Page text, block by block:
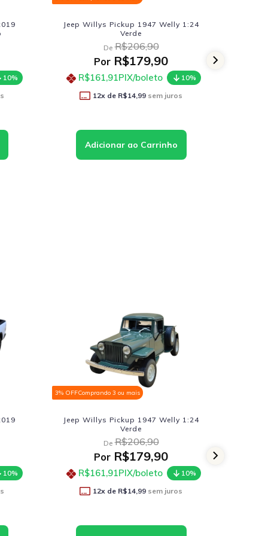
1:24
10%
Jeep Willys Pickup 1947 Welly 1:24
Vermelho
De R$206,90
Por R$179,90
R$161,91PIX/boleto
10%
12 x de R$14,99sem juros
Welly 1:24
3% OFFComprando 3 ou mais
Jeep Willys Pickup 1947 Welly 1:24
De R$206,90
PorR$179,90
R$161,91PIX/boleto
12x de R$14,99